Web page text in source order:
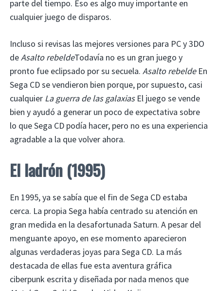
parte del tiempo. Eso es algo muy importante en
cualquier juego de disparos.
Incluso si revisas las mejores versiones para PC y 3DO
deAsalto rebeldeTodavía no es un gran juego y
pronto fue eclipsado por su secuela. Asalto rebeldeEn
Sega CD se vendieron bien porque, por supuesto, casi
cualquier La guerra de las galaxiasEl juego se vende
bien y ayudó a generar un poco de expectativa sobre
lo que Sega CD podía hacer, pero no es una experiencia
agradable a la que volver ahora.
El ladrón (1995)
En 1995, ya se sabía que el fin de Sega CD estaba
cerca. La propia Sega había centrado su atención en
gran medida en la desafortunada Saturn. A pesar del
menguante apoyo, en ese momento aparecieron
algunas verdaderas joyas para Sega CD. La más
destacada de ellas fue esta aventura gráfica
ciberpunk escrita y diseñada por nada menos que